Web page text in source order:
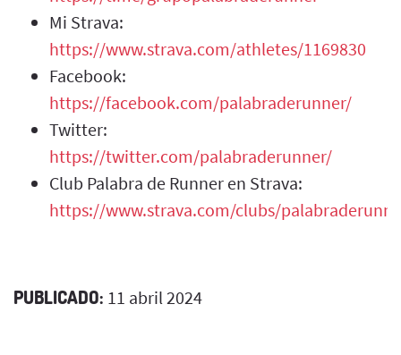
Mi Strava:
https://www.strava.com/athletes/1169830
Facebook:
https://facebook.com/palabraderunner/
Twitter:
https://twitter.com/palabraderunner/
Club Palabra de Runner en Strava:
https://www.strava.com/clubs/
PUBLICADO: 11 abril 2024